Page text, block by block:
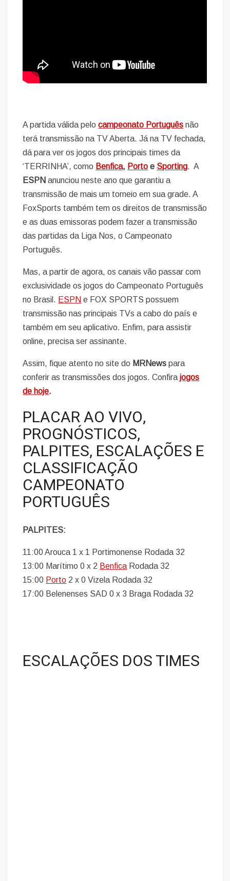
A partida válida pelocampeonato Português não
terá transmissão na TV Aberta. Já na TV fechada,
dá para ver os jogos dos principais times da
‘TERRINHA’, como Benfica, Porto e Sporting. A
ESPN anunciou neste ano que garantiu a
transmissão de mais um torneio em sua grade. A
FoxSports também tem os direitos de transmissão
e as duas emissoras podem fazer a transmissão
das partidas da Liga Nos, o Campeonato
Português.
Mas, a partir de agora, os canais vão passar com
exclusividade os jogos do Campeonato Português
no Brasil. ESPN e FOX SPORTS possuem
transmissão nas principais TVs a cabo do país e
também em seu aplicativo. Enfim, para assistir
online, precisa ser assinante.
Assim, fique atento no site do MRNews para
conferir as transmissões dos jogos. Confirajogos
de hoje.
PLACAR AO VIVO,
PROGNÓSTICOS,
PALPITES, ESCALAÇÕES E
CLASSIFICAÇÃO
CAMPEONATO
PORTUGUÊS
PALPITES:
11:00 Arouca 1 x 1 Portimonense Rodada 32
13:00 Marítimo 0 x 2 Benfica Rodada 32
15:00 Porto 2 x 0 Vizela Rodada 32
17:00 Belenenses SAD 0 x 3 Braga Rodada 32
ESCALAÇÕES DOS TIMES